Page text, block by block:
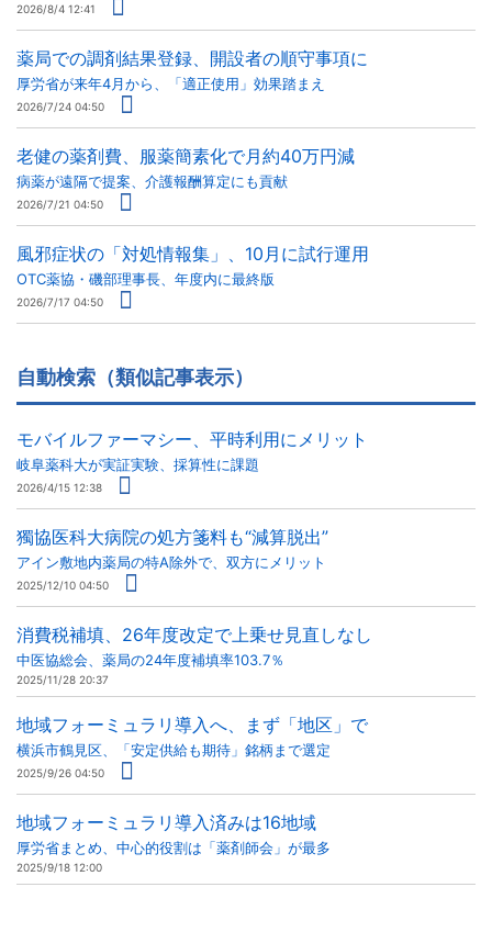
2026/8/4 12:41
薬局での調剤結果登録、開設者の順守事項に
厚労省が来年4月から、「適正使用」効果踏まえ
2026/7/24 04:50
老健の薬剤費、服薬簡素化で月約40万円減
病薬が遠隔で提案、介護報酬算定にも貢献
2026/7/21 04:50
風邪症状の「対処情報集」、10月に試行運用
OTC薬協・磯部理事長、年度内に最終版
2026/7/17 04:50
自動検索（類似記事表示）
モバイルファーマシー、平時利用にメリット
岐阜薬科大が実証実験、採算性に課題
2026/4/15 12:38
獨協医科大病院の処方箋料も“減算脱出”
アイン敷地内薬局の特A除外で、双方にメリット
2025/12/10 04:50
消費税補填、26年度改定で上乗せ見直しなし
中医協総会、薬局の24年度補填率103.7％
2025/11/28 20:37
地域フォーミュラリ導入へ、まず「地区」で
横浜市鶴見区、「安定供給も期待」銘柄まで選定
2025/9/26 04:50
地域フォーミュラリ導入済みは16地域
厚労省まとめ、中心的役割は「薬剤師会」が最多
2025/9/18 12:00